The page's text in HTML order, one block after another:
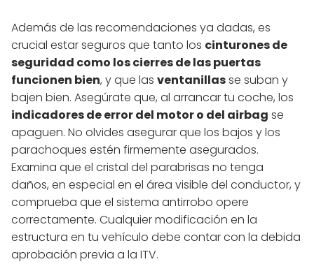
Además de las recomendaciones ya dadas, es
crucial estar seguros que tanto los cinturones de
seguridad como los cierres de las puertas
funcionen bien, y que las ventanillasse suban y
bajen bien. Asegúrate que, al arrancar tu coche, los
indicadores de error del motor o del airbag se
apaguen. No olvides asegurar que los bajos y los
parachoques estén firmemente asegurados.
Examina que el cristal del parabrisas no tenga
daños, en especial en el área visible del conductor, y
comprueba que el sistema antirrobo opere
correctamente. Cualquier modificación en la
estructura en tu vehículo debe contar con la debida
aprobación previa a la ITV.